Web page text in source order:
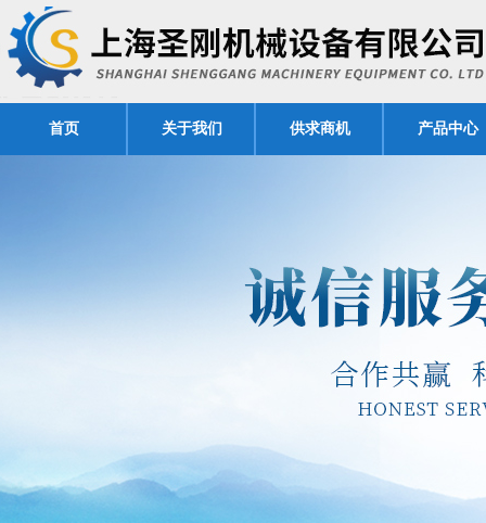
首页 关于我们 供求商机 产品中心